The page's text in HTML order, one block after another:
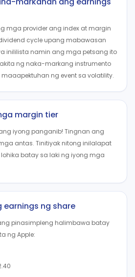
mga provider ang index at margin
cycle upang mabawasan
inililista namin ang mga petsang ito
ng naka-markang instrumento
ng event sa volatility.
margin tier
iyong panganib! Tingnan ang
antas. Tinitiyak nitong inilalapat
batay sa laki ng iyong mga
earnings ng share
pinasimpleng halimbawa batay
ng Apple: